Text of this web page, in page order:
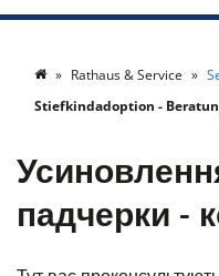
Rathaus & Service
Stiefkindadoption -
падчерки -